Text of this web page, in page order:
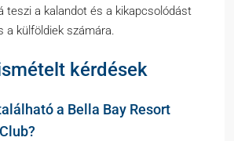
teszi a kalandot és a kikapcsolódást
a külföldiek számára.
kérdések
a Bella Bay Resort